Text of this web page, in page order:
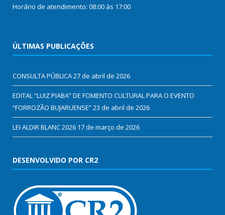
Horário de atendimento: 08:00 às 17:00
ÚLTIMAS PUBLICAÇÕES
CONSULTA PÚBLICA27 de abril de 2026
EDITAL “LUIZ PIABA” DE FOMENTO CULTURAL PARA O EVENTO
“FORROZÃO BUJARUENSE”23 de abril de 2026
LEI ALDIR BLANC 2026 17 de março de 2026
DESENVOLVIDO POR CR2